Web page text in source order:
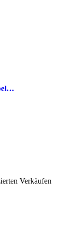
Verkäufen